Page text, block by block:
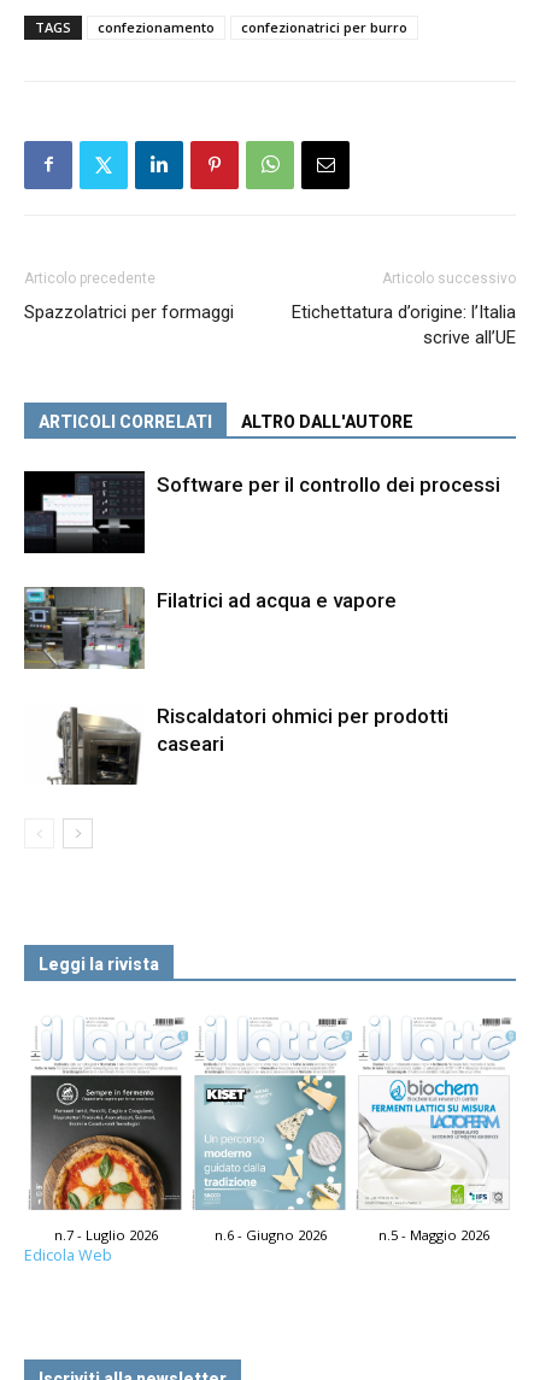
TAGS confezionamento confezionatrici per burro
Articolo precedente
Spazzolatrici per formaggi
Articolo successivo
Etichettatura d’origine: l’Italia
scrive all’UE
ARTICOLI CORRELATI ALTRO DALL'AUTORE
Software per il controllo dei processi
Filatrici ad acqua e vapore
Riscaldatori ohmici per prodotti
caseari
Leggi la rivista
n.7 - Luglio 2026 n.6 - Giugno 2026 n.5 - Maggio 2026
Edicola Web